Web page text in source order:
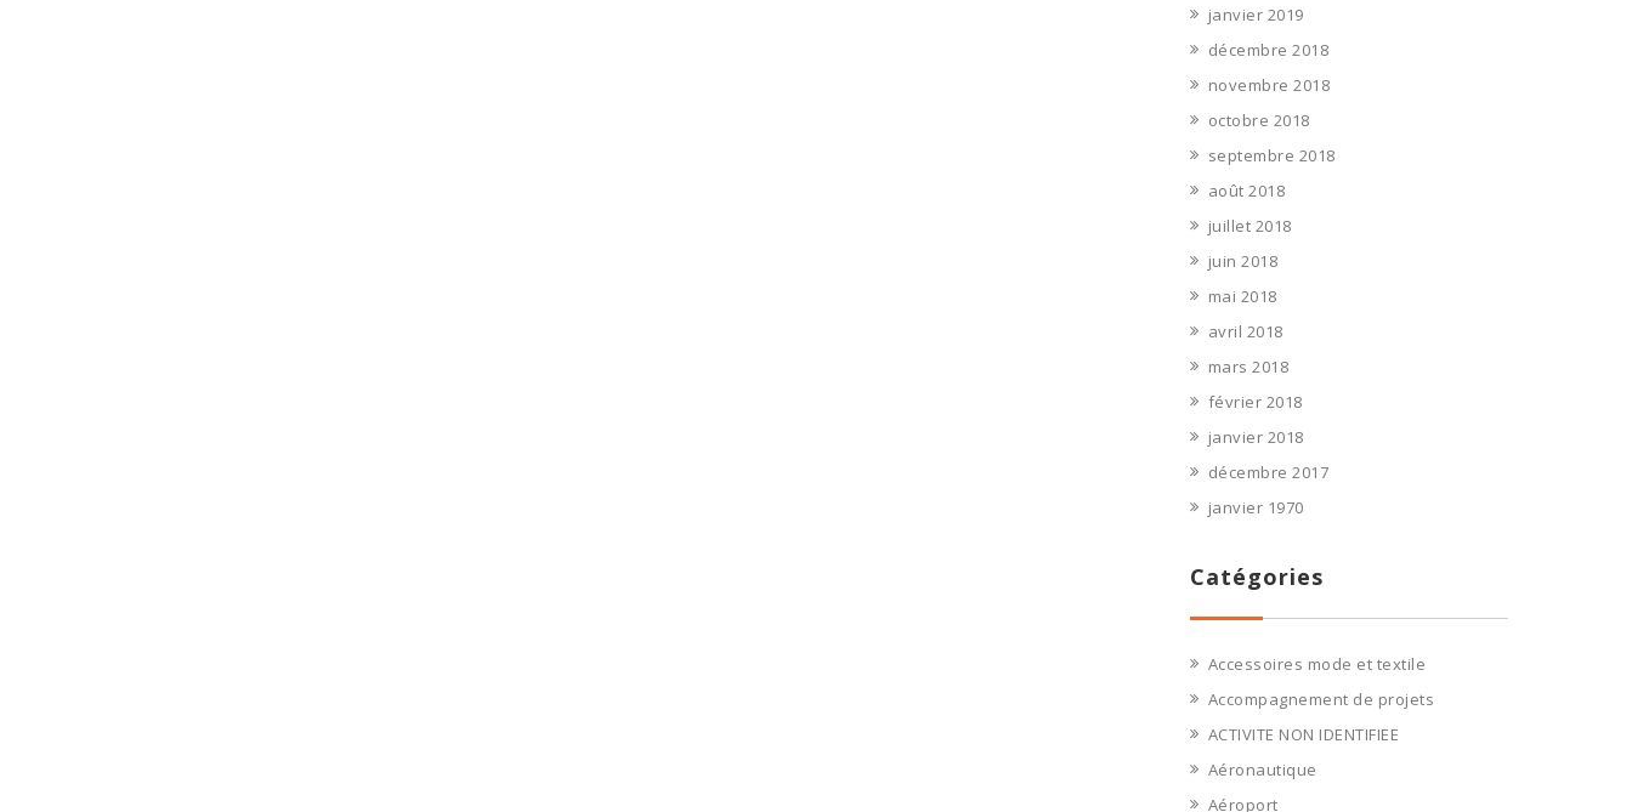
janvier 2019
décembre 2018
novembre 2018
octobre 2018
septembre 2018
août 2018
juillet 2018
juin 2018
mai 2018
avril 2018
mars 2018
février 2018
janvier 2018
décembre 2017
janvier 1970
Catégories
Accessoires mode et textile
Accompagnement de projets
ACTIVITE NON IDENTIFIEE
Aéronautique
Aéroport